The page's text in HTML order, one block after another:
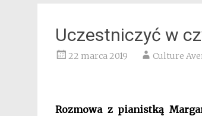
Uczestniczyć w
22 marca 2019 Culture
Rozmowa z pianistką